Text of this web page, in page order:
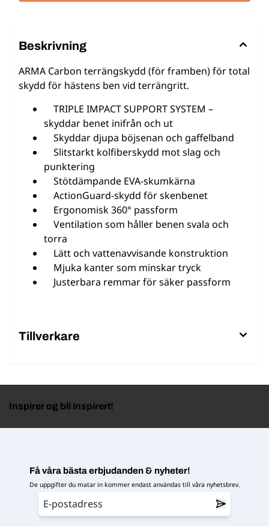
Beskrivning
ARMA Carbon terrängskydd (för framben) för total
skydd för hästens ben vid terrängritt.
TRIPLE IMPACT SUPPORT SYSTEM –
skyddar benet inifrån och ut
Skyddar djupa böjsenan och gaffelband
Slitstarkt kolfiberskydd mot slag och
punktering
Stötdämpande EVA-skumkärna
ActionGuard-skydd för skenbenet
Ergonomisk 360° passform
Ventilation som håller benen svala och
torra
Lätt och vattenavvisande konstruktion
Mjuka kanter som minskar tryck
Justerbara remmar för säker passform
Tillverkare
Inspirer og bli inspirert!
Få våra bästa erbjudanden & nyheter!
De uppgifter du matar in kommer endast användas till våra nyhetsbrev.